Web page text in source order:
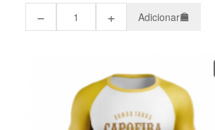
− + Adicionar